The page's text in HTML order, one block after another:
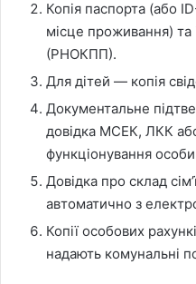
Копія паспорта (або
місце проживання) та
(РНОКПП).
Для дітей — копія
Документальне
довідка МСЕК, ЛКК
функціонування
Довідка про склад
автоматично з
Копії особових
надають комунальні